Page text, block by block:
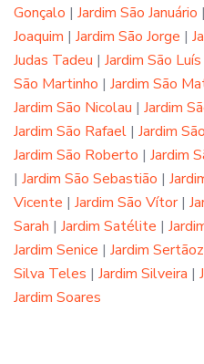
Gonçalo | Jardim São Januário |
Joaquim | Jardim São Jorge |
Judas Tadeu | Jardim São Luís
São Martinho | Jardim São
Jardim São Nicolau | Jardim
Jardim São Rafael | Jardim
Jardim São Roberto | Jardim
| Jardim São Sebastião |
Vicente | Jardim São Vítor|
Sarah | Jardim Satélite |
Jardim Senice | Jardim
Silva Teles | Jardim Silveira |
Jardim Soares